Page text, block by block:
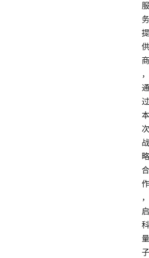
服
务
提
供
商
，
通
过
本
次
战
略
合
作
，
启
科
量
子